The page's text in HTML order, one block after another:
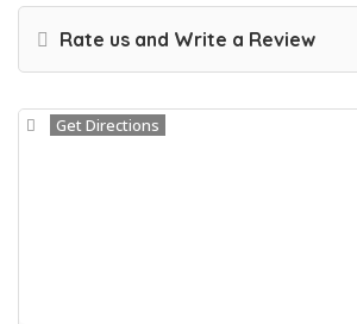
Rate us and Write a Review
Get Directions